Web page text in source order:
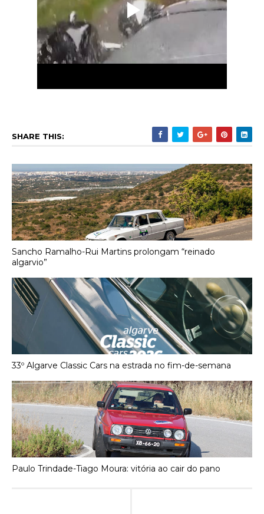
SHARE THIS:
Sancho Ramalho-Rui Martins prolongam “reinado
algarvio”
33º Algarve Classic Cars na estrada no fim-de-semana
Paulo Trindade-Tiago Moura: vitória ao cair do pano